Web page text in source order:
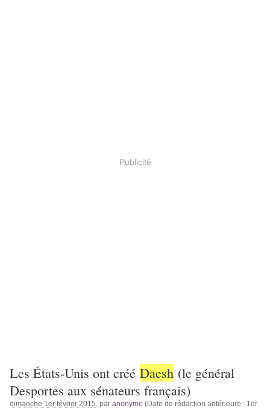
Publicité
Les États-Unis ont créé Daesh (le général
Desportes aux sénateurs français)
dimanche 1er février 2015 , par anonyme (Date de rédaction antérieure : 1er